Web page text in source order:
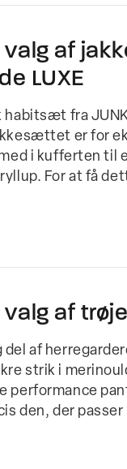
valg af
LUXE
habitsæt fra
er for
i kufferten til
For at få
af
af
strik i
performance
den, der